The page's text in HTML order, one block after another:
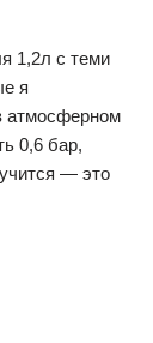
1,2л с теми
я
атмосферном
0,6 бар,
— это